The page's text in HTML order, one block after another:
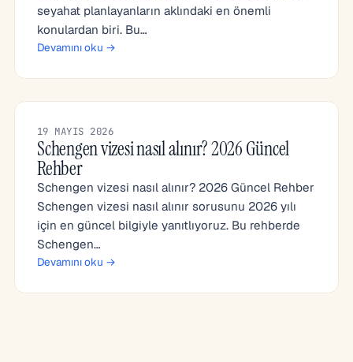
seyahat planlayanların aklındaki en önemli
konulardan biri. Bu…
Devamını oku →
19 MAYIS 2026
Schengen vizesi nasıl alınır? 2026 Güncel
Rehber
Schengen vizesi nasıl alınır? 2026 Güncel Rehber
Schengen vizesi nasıl alınır sorusunu 2026 yılı
için en güncel bilgiyle yanıtlıyoruz. Bu rehberde
Schengen…
Devamını oku →